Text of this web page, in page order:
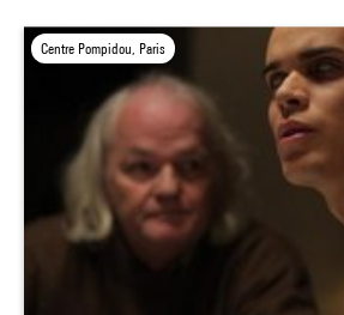
Centre Pompidou, Paris